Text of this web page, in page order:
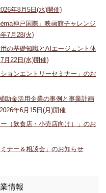
年8月5日(水)開催)
神戸国際」映画館チャレンジ
7月28(火)
の基礎知識とAIエージェント体
月22日(水)開催)
ョンエントリーセミナー」のお
助金活用企業の事例と事業計画
年6月15日(月)開催
（飲食店・小売店向け）」のお
ナー＆相談会」のお知らせ
情報